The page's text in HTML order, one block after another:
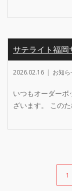
サテライト福
2026.02.16 お知ら
いつもオーダー
ざいます。 この
1